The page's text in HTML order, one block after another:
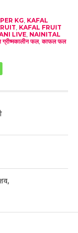
KG KAFAL
KAFAL FRUIT
LIVE, NAINITAL
फल,काफल फल